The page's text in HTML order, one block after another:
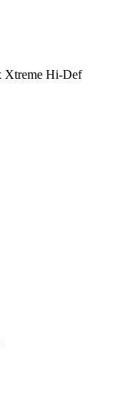
Xtreme Hi-Def